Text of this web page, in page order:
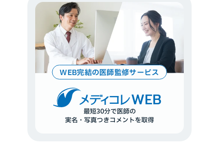
WEB完結の医師監修サービス
WEB
最短30分で医師の
実名・写真つきコメントを取得